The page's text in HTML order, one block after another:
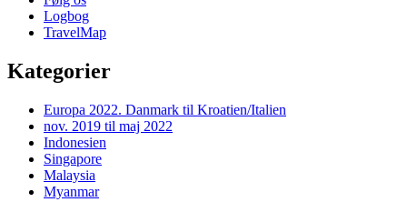
Logbog
TravelMap
Kategorier
Europa 2022. Danmark til Kroatien/Italien
nov. 2019 til maj 2022
Indonesien
Singapore
Malaysia
Myanmar